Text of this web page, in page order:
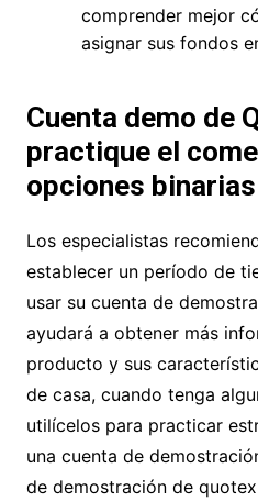
comprender mejor
asignar sus fondos
Cuenta demo de
practique el
opciones
Los especialistas
establecer un período de
usar su cuenta de
ayudará a obtener más
producto y sus
de casa, cuando tenga
utilícelos para practicar
una cuenta de
de demostración de